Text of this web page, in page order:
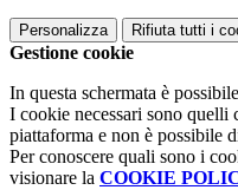
Personalizza Rifiuta tutti i
Gestione cookie
In questa schermata è
I cookie necessari sono quelli
piattaforma e non è possibile
Per conoscere quali sono i
visionare la COOKIE